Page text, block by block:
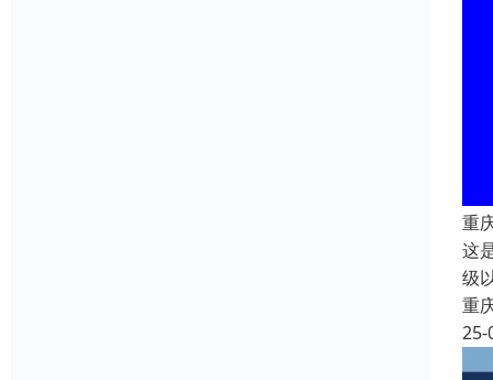
重
这
级
重
25-